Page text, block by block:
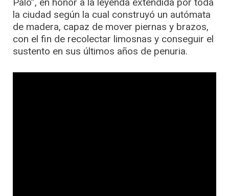
Palo”, en honor a la leyenda extendida por toda
la ciudad según la cual construyó un autómata
de madera, capaz de mover piernas y brazos,
con el fin de recolectar limosnas y conseguir el
sustento en sus últimos años de penuria.